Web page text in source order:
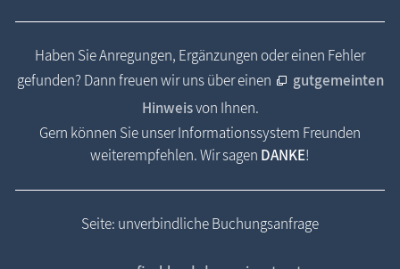
Haben Sie Anregungen, Ergänzungen oder einen Fehler
gefunden? Dann freuen wir uns über einen
gutgemeinten
Hinweisvon Ihnen.
Gern können Sie unser Informationssystem Freunden
weiterempfehlen. Wir sagen DANKE!
Seite: unverbindliche Buchungsanfrage